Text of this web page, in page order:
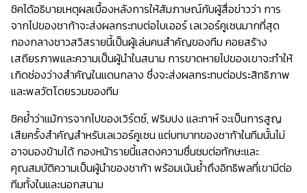
ชิคได้อธิบายเหตุผลเบื้องหลังการให้สัมภาษณ์กับผู้สื่อข่าวว่า การ
จากไปของชาก้าจะส่งผลกระทบต่อไบเออร์ เลเวอร์คูเซนมากที่สุด
กองกลางชาวสวิสรายนี้เป็นผู้เล่นคนสำคัญของทีม คอยสร้าง
เสถียรภาพและความเป็นผู้นำในสนาม การขาดหายไปของเขาจะทำให้
เกิดช่องว่างสำคัญในแดนกลาง ซึ่งจะส่งผลกระทบต่อประสิทธิภาพ
และพลวัตโดยรวมของทีม
ชิคย้ำว่าแม้การจากไปของเวิร์ตซ์, ฟริมปง และทาห์ จะเป็นการสูญ
เสียครั้งสำคัญสำหรับเลเวอร์คูเซน แต่บทบาทของชาก้าในทีมนั้นไม่
อาจมองข้ามได้ กองหน้ารายนี้แสดงความชื่นชมต่อทักษะและ
คุณสมบัติความเป็นผู้นำของชาก้า พร้อมเน้นย้ำถึงอิทธิพลที่เขามีต่อ
ทีมทั้งในและนอกสนาม